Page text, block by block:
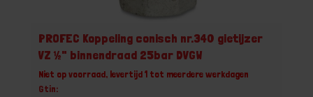
PROFEC Koppeling conisch nr.340 gietijzer
VZ ½" binnendraad 25bar DVGW
Niet op voorraad, levertijd 1 tot meerdere werkdagen
Gtin: